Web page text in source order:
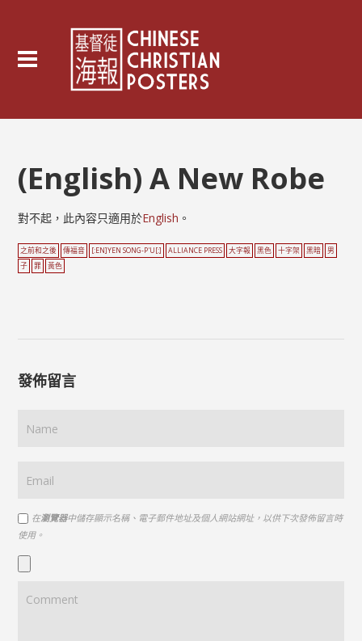
(English) A New Robe
對不起，此內容只適用於English 。
之前和之後 傳福音 [:EN]YEN SONG-P'U[:] ALLIANCE PRESS 大字報 黑色 十字架 黑暗
男
子
罪 黃色
發佈留言
在瀏覽器中儲存顯示名稱、電子郵件地址及個人網站網址，以供下次發佈留言時
使用。